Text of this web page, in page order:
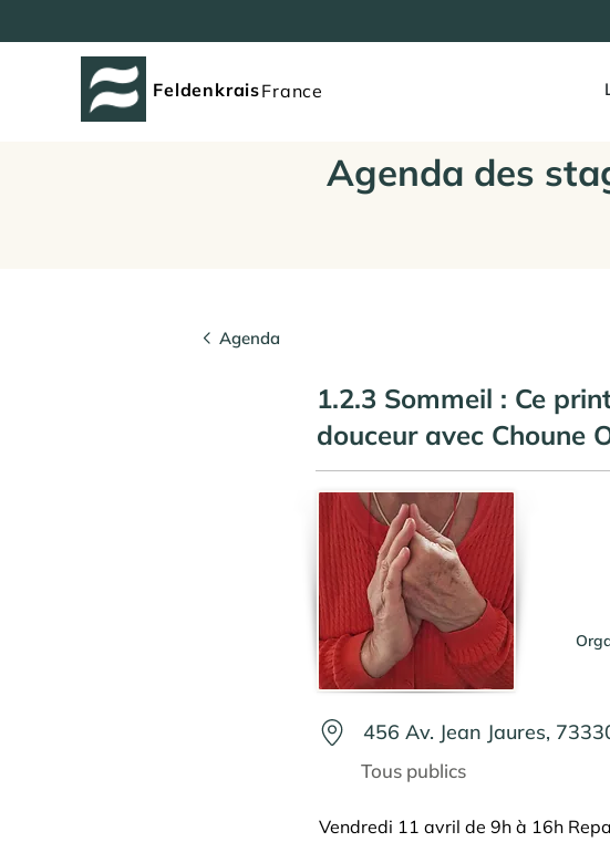
FeldenkraisFrance
Agenda des
Agenda
1.2.3 Sommeil : Ce
douceur avec Choune
456 Av. Jean Jaures,
Tous publics
Vendredi 11 avril de 9h à 16h